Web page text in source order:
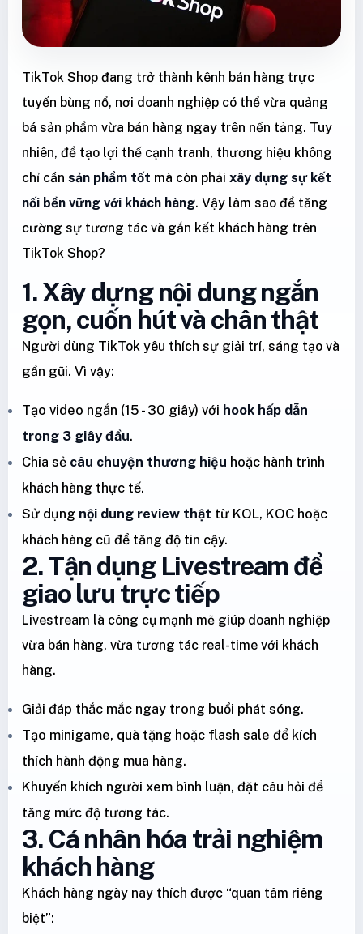
TikTok Shop đang trở thành kênh bán hàng trực
tuyến bùng nổ, nơi doanh nghiệp có thể vừa quảng
bá sản phẩm vừa bán hàng ngay trên nền tảng. Tuy
nhiên, để tạo lợi thế cạnh tranh, thương hiệu không
chỉ cần sản phẩm tốt mà còn phải xây dựng sự kết
nối bền vững với khách hàng. Vậy làm sao để tăng
cường sự tương tác và gắn kết khách hàng trên
TikTok Shop?
1. Xây dựng nội dung ngắn
gọn, cuốn hút và chân thật
Người dùng TikTok yêu thích sự giải trí, sáng tạo và
gần gũi. Vì vậy:
Tạo video ngắn (15 - 30 giây) với hook hấp dẫn
trong 3 giây đầu.
Chia sẻ câu chuyện thương hiệu hoặc hành trình
khách hàng thực tế.
Sử dụng nội dung review thật từ KOL, KOC hoặc
khách hàng cũ để tăng độ tin cậy.
2. Tận dụng Livestream để
giao lưu trực tiếp
Livestream là công cụ mạnh mẽ giúp doanh nghiệp
vừa bán hàng, vừa tương tác real-time với khách
hàng.
Giải đáp thắc mắc ngay trong buổi phát sóng.
Tạo minigame, quà tặng hoặc flash sale để kích
thích hành động mua hàng.
Khuyến khích người xem bình luận, đặt câu hỏi để
tăng mức độ tương tác.
3. Cá nhân hóa trải nghiệm
khách hàng
Khách hàng ngày nay thích được “quan tâm riêng
biệt”: